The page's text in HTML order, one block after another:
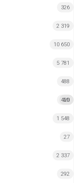
326
2 319
10 650
5 781
488
MI
420
1 548
27
2 337
292